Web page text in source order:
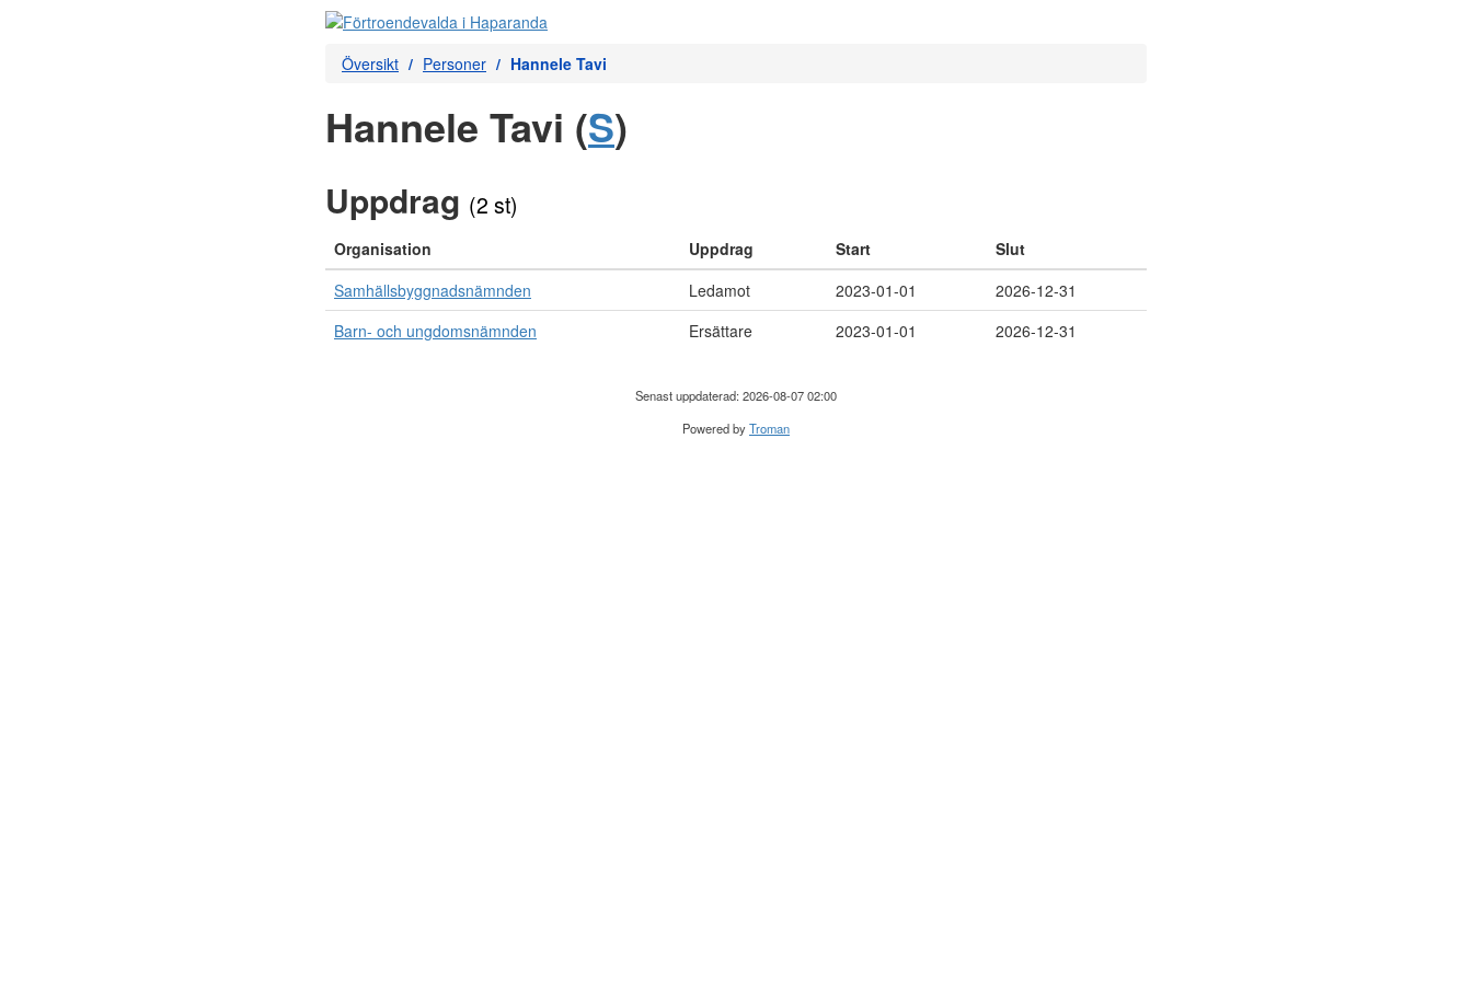
Översikt Personer Hannele Tavi
Hannele Tavi (S)
Uppdrag (2 st)
Organisation Uppdrag Start
Slut
Samhällsbyggnadsnämnden
Ledamot 2023-01-01
2026-12-31
Barn- och ungdomsnämnden
Ersättare 2023-01-01 2026-12-31
Senast uppdaterad: 2026-08-07 02:00
Powered byTroman